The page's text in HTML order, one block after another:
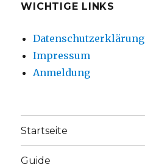
WICHTIGE LINKS
Datenschutzerklärung
Impressum
Anmeldung
Startseite
Guide